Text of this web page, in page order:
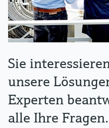
Sie
unsere
Experten
alle Ihre Fragen.